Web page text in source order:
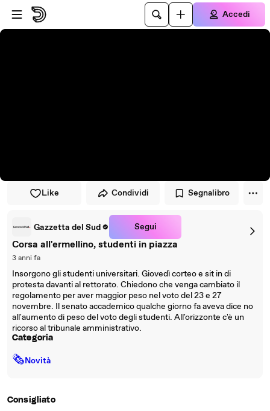
Vai al lettore
Passa al contenuto principale
Accedi
Like Condividi Segnalibro
Gazzetta del Sud Segui
Corsa all'ermellino, studenti in piazza
3 anni fa
Insorgono gli studenti universitari. Giovedì corteo e sit in di
protesta davanti al rettorato. Chiedono che venga cambiato il
regolamento per aver maggior peso nel voto del 23 e 27
novembre. Il senato accademico qualche giorno fa aveva dice no
all'aumento di peso del voto degli studenti. All'orizzonte c'è un
ricorso al tribunale amministrativo.
Categoria
🗞Novità
Consigliato